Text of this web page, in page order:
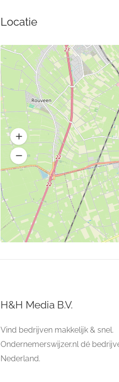
Locatie
H&H Media B.V.
Vind bedrijven makkelijk & snel.
Ondernemerswijzer.nl dé
Nederland.